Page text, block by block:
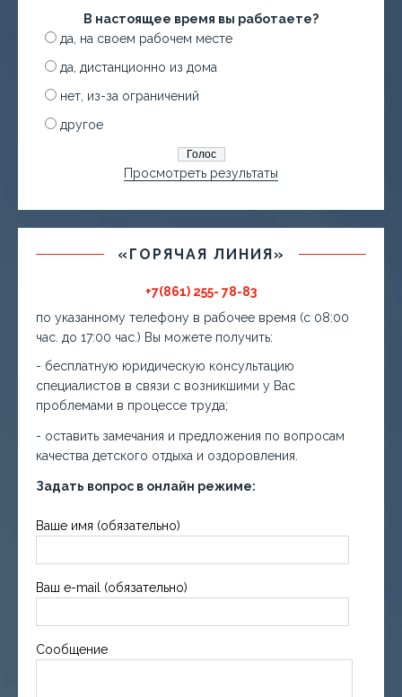
В настоящее время вы работаете?
да, на своем рабочем месте
да, дистанционно из дома
нет, из-за ограничений
другое
Просмотреть результаты
«ГОРЯЧАЯ ЛИНИЯ»
+7(861) 255- 78-83
по указанному телефону в рабочее время (с 08:00
час. до 17:00 час.) Вы можете получить:
- бесплатную юридическую консультацию
специалистов в связи с возникшими у Вас
проблемами в процессе труда;
- оставить замечания и предложения по вопросам
качества детского отдыха и оздоровления.
Задать вопрос в онлайн режиме:
Ваше имя (обязательно)
Ваш e-mail (обязательно)
Сообщение